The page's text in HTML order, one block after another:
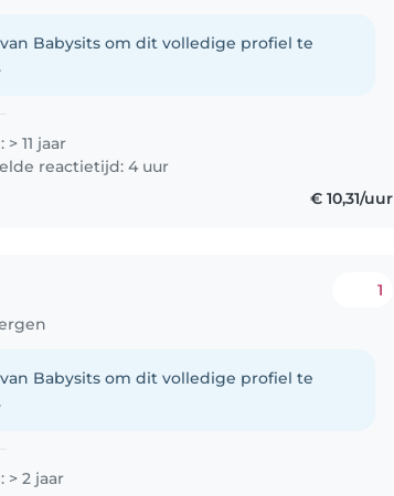
Babysits om dit volledige profiel te
11 jaar
reactietijd: 4 uur
€ 10,31/uur
1
Babysits om dit volledige profiel te
> 2 jaar